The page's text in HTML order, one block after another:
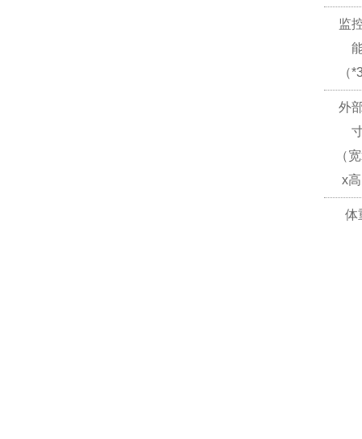
监
（
外
（
x
体